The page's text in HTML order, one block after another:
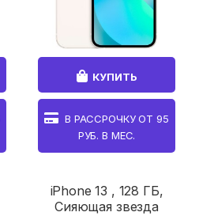
КУПИТЬ
В РАССРОЧКУ ОТ 95
РУБ. В МЕС.
iPhone 13 , 128 ГБ,
Сияющая звезда